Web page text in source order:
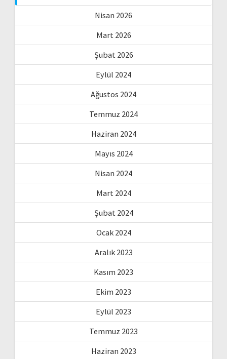
Nisan 2026
Mart 2026
Şubat 2026
Eylül 2024
Ağustos 2024
Temmuz 2024
Haziran 2024
Mayıs 2024
Nisan 2024
Mart 2024
Şubat 2024
Ocak 2024
Aralık 2023
Kasım 2023
Ekim 2023
Eylül 2023
Temmuz 2023
Haziran 2023